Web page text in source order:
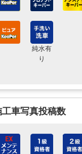
純水有
り
車写真投稿数